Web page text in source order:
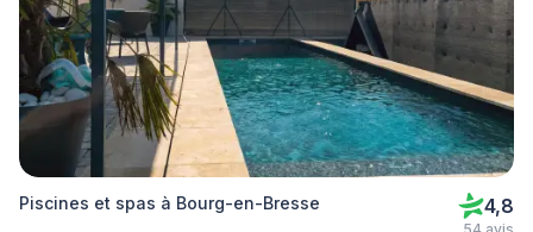
Piscines et spas à Bourg-en-Bresse 4,8